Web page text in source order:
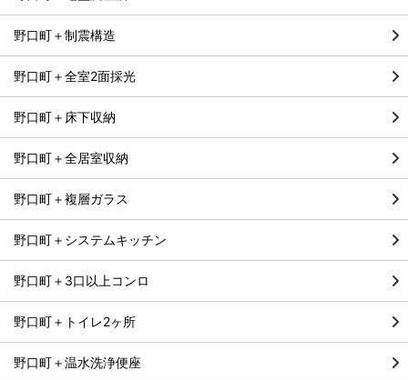
野口町＋制震構造
野口町＋全室2面採光
野口町＋床下収納
野口町＋全居室収納
野口町＋複層ガラス
野口町＋システムキッチン
野口町＋3口以上コンロ
野口町＋トイレ2ヶ所
野口町＋温水洗浄便座